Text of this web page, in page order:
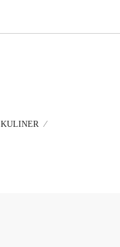
KULINER